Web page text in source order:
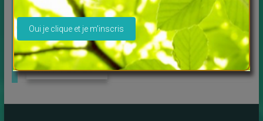
propose aux
professionnels
Spécialement
pour les
THERAPEUTES
SITE-PLAQUETTES-CARTES
PROS et autres conseils :
c’est ici !
Veuillez laisser ce champ vide.